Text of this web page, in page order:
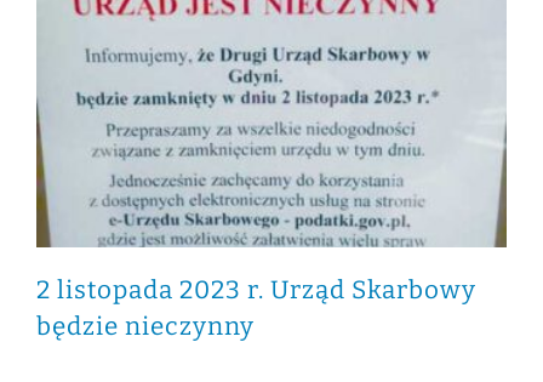
2 listopada 2023 r. Urząd Skarbowy
będzie nieczynny